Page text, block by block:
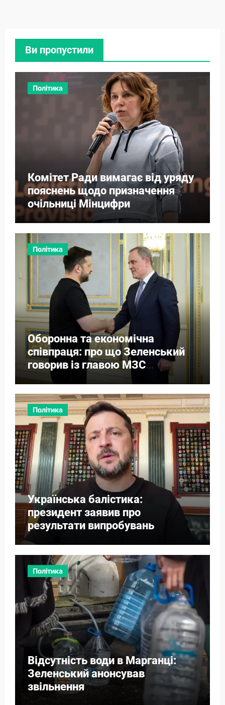
Ви пропустили
Політика
Комітет Ради вимагає від уряду
пояснень щодо призначення
очільниці Мінцифри
Політика
Оборонна та економічна
співпраця: про що Зеленський
говорив із главою МЗС
Азербайджану
Політика
Українська балістика:
президент заявив про
результати випробувань
Політика
Відсутність води в Марганці:
Зеленський анонсував
звільнення